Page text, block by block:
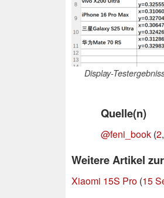
Display-
Quelle(n)
@feni_book (2,
Weitere Artikel
Xiaomi 15S Pro (15